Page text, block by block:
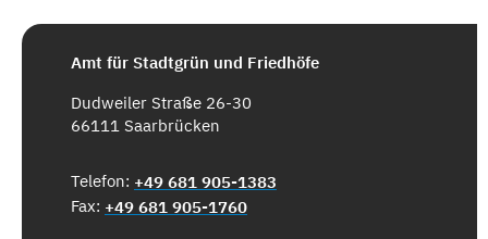
Amt für Stadtgrün und Friedhöfe
Dudweiler Straße 26-30
66111 Saarbrücken
Telefon: +49 681 905-1383
Fax: +49 681 905-1760